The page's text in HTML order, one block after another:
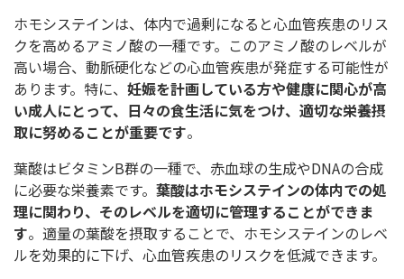
ホモシステインは、体内で過剰になると心血管疾患のリス
クを高めるアミノ酸の一種です。このアミノ酸のレベルが
高い場合、動脈硬化などの心血管疾患が発症する可能性が
あります。特に、 妊娠を計画している方や健康に関心が高
い成人にとって、日々の食生活に気をつけ、適切な栄養摂
取に努めることが重要です。
葉酸はビタミンB群の一種で、赤血球の生成やDNAの合成
に必要な栄養素です。 葉酸はホモシステインの体内での処
理に関わり、そのレベルを適切に管理することができま
す。適量の葉酸を摂取することで、ホモシステインのレベ
ルを効果的に下げ、心血管疾患のリスクを低減できます。